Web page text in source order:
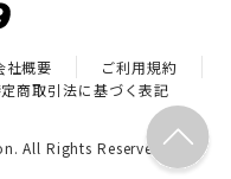
社概要
ご利用規約
商取引法に基づく表記
All Rights Reserved.